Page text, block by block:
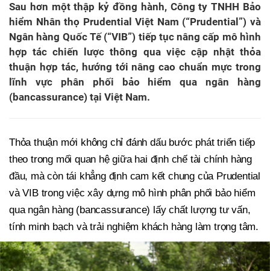
Sau hơn một thập kỷ đồng hành, Công ty TNHH Bảo
hiểm Nhân thọ Prudential Việt Nam (“Prudential”) và
Ngân hàng Quốc Tế (“VIB”) tiếp tục nâng cấp mô hình
hợp tác chiến lược thông qua việc cập nhật thỏa
thuận hợp tác, hướng tới nâng cao chuẩn mực trong
lĩnh vực phân phối bảo hiểm qua ngân hàng
(bancassurance) tại Việt Nam.
Thỏa thuận mới không chỉ đánh dấu bước phát triển tiếp
theo trong mối quan hệ giữa hai định chế tài chính hàng
đầu, mà còn tái khẳng định cam kết chung của Prudential
và VIB trong việc xây dựng mô hình phân phối bảo hiểm
qua ngân hàng (bancassurance) lấy chất lượng tư vấn,
tính minh bạch và trải nghiệm khách hàng làm trọng tâm.